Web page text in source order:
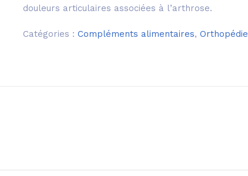
douleurs articulaires associées à l’arthrose.
Catégories : Compléments alimentaires, Orthopédie